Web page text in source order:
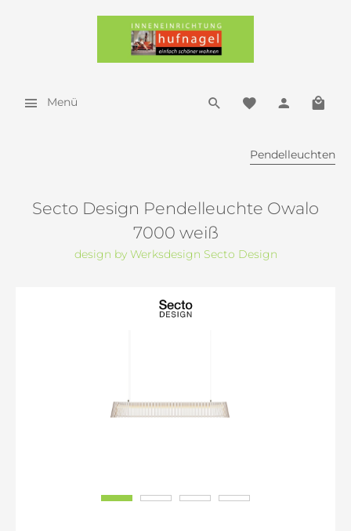
Menü
Pendelleuchten
Secto Design Pendelleuchte Owalo
7000 weiß
design by Werksdesign Secto Design